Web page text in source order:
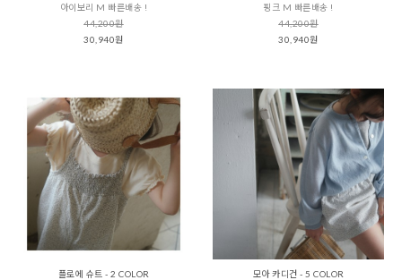
아이보리 M 빠른배송 !
44,200원
30,940원
핑크 M 빠른배송 !
44,200원
30,940원
플로에 슈트 - 2 COLOR
모아 카디건 - 5 COLOR